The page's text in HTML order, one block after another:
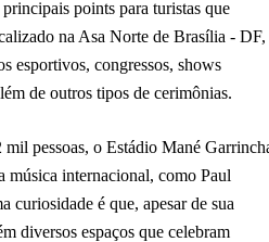
points para turistas que
na Asa Norte de Brasília - DF,
esportivos, congressos, shows
de outros tipos de cerimônias.
mil pessoas, o Estádio Mané
música internacional, como Paul
curiosidade é que, apesar de sua
diversos espaços que celebram